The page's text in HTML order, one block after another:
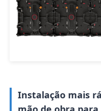
Tela do diodo
Aluguer de ecrãs de
Exibição de LED
Instalação mais